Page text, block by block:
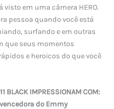
visto em uma câmera HERO.
pessoa quando você está
surfando e em outras
que seus momentos
e heroicos do que você
BLACK IMPRESSIONAM COM:
do Emmy